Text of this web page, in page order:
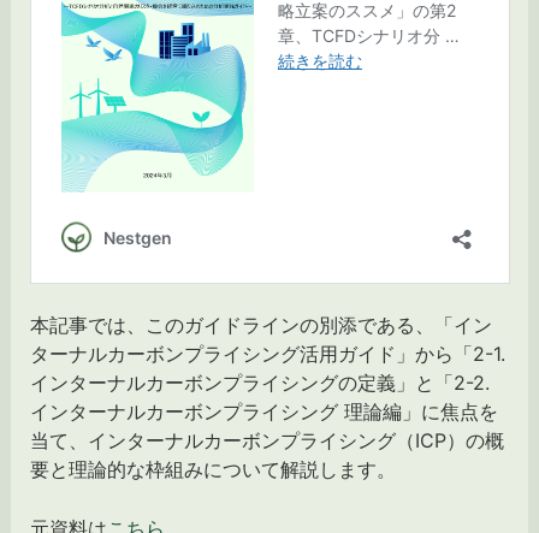
本記事では、このガイドラインの別添である、「イン
ターナルカーボンプライシング活用ガイド」から「2-1.
インターナルカーボンプライシングの定義」と「2-2.
インターナルカーボンプライシング 理論編」に焦点を
当て、インターナルカーボンプライシング（ICP）の概
要と理論的な枠組みについて解説します。